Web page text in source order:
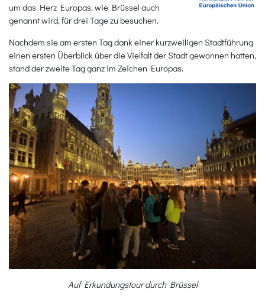
um das Herz Europas, wie Brüssel auch
genannt wird, für drei Tage zu besuchen.
Nachdem sie am ersten Tag dank einer kurzweiligen Stadtführung
einen ersten Überblick über die Vielfalt der Stadt gewonnen hatten,
stand der zweite Tag ganz im Zeichen Europas.
Auf Erkundungstour durch Brüssel